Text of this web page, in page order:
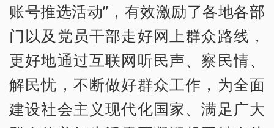
账号推选活动”，有效激励了各地各部
门以及党员干部走好网上群众路线，
更好地通过互联网听民声、察民情、
解民忧，不断做好群众工作，为全面
建设社会主义现代化国家、满足广大